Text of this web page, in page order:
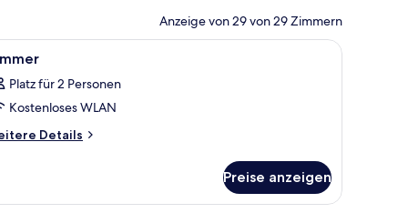
Anzeige von 29 von 29 Zimmern
Tisch und Blick auf das Meer.Ein Hotelzimmer mit einem großen Bett,
8
Platz für 2 Personen
Kostenloses WLAN
Details
Preise anzeigen